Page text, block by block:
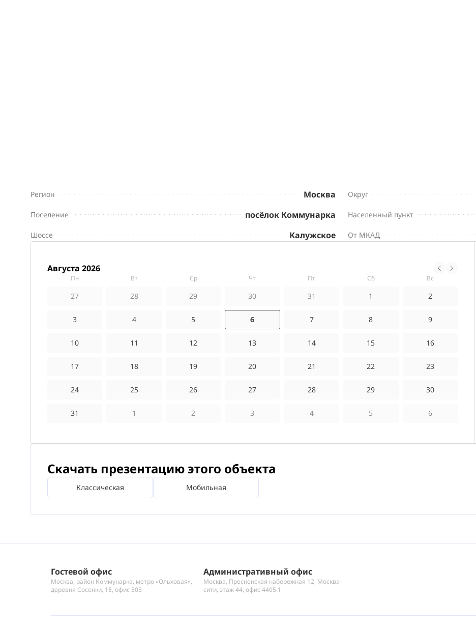
Регион Москва Округ
Поселение посёлок Коммунарка Населенный пункт
Шоссе Калужское От МКАД
августа 2026
пн вт ср чт пт сб вс
27 28 29 30 31 1 2
3 4 5 6 7 8 9
10 11 12 13 14 15 16
17 18 19 20 21 22 23
24 25 26 27 28 29 30
31 1 2 3 4 5 6
Скачать презентацию этого объекта
Классическая Мобильная
Гостевой офис
Москва, район Коммунарка, метро «Ольховая»,
деревня Сосенки, 1Е, офис 303
Административный офис
Москва, Пресненская набережная 12, Москва-
сити, этаж 44, офис 4405.1